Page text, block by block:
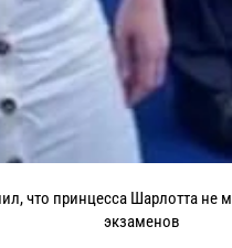
что принцесса Шарлотта не
экзаменов